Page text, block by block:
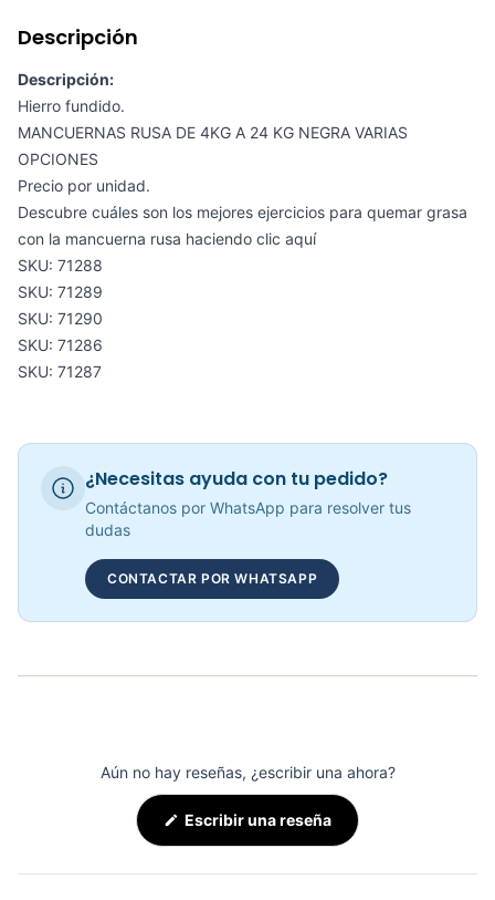
COP 388,680.00
Kit De Mancuernas HEMMERTONE 40LB - Sport Fitness 70104
COP 340,309.00
Descripción
Descripción:
Hierro fundido.
MANCUERNAS RUSA DE 4KG A 24 KG NEGRA VARIAS
OPCIONES
Precio por unidad.
Descubre cuáles son los mejores ejercicios para quemar grasa
con la mancuerna rusa haciendo clic aquí
SKU: 71288
SKU: 71289
SKU: 71290
SKU: 71286
SKU: 71287
¿Necesitas ayuda con tu pedido?
Contáctanos por WhatsApp para resolver tus
dudas
CONTACTAR POR WHATSAPP
Aún no hay reseñas, ¿escribir una ahora?
Escribir una reseña(Se
abre
en
nueva